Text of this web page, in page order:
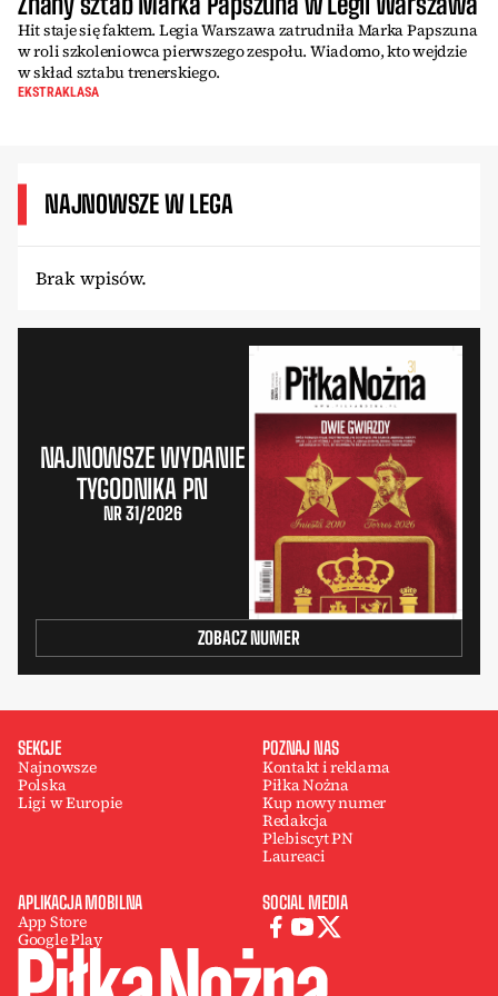
Hit staje się faktem. Legia Warszawa zatrudniła Marka Papszuna
w roli szkoleniowca pierwszego zespołu. Wiadomo, kto wejdzie
w skład sztabu trenerskiego.
EKSTRAKLASA
NAJNOWSZE W LEGA
Brak wpisów.
NAJNOWSZE WYDANIE
TYGODNIKA PN
NR 31/2026
ZOBACZ NUMER
SEKCJE
Najnowsze
Polska
Ligi w Europie
POZNAJ NAS
Kontakt i reklama
Piłka Nożna
Kup nowy numer
Redakcja
Plebiscyt PN
Laureaci
APLIKACJA MOBILNA
App Store
Google Play
SOCIAL MEDIA